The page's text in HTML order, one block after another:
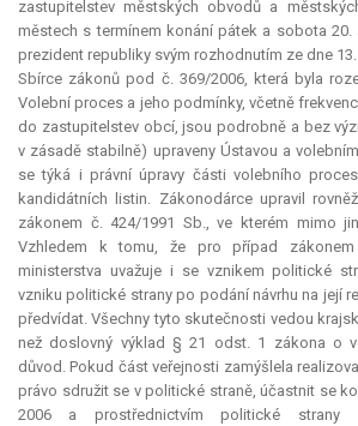
zastupitelstev městských obvodů a
městech s termínem konání pátek a sobota 20.
prezident republiky svým rozhodnutím ze dne 13.
Sbírce zákonů pod č. 369/2006, která byla
Volební proces a jeho podmínky, včetně
do zastupitelstev obcí, jsou podrobně a bez
v zásadě stabilně) upraveny Ústavou a
se týká i právní úpravy části volebního
kandidátních listin. Zákonodárce upravil
zákonem č. 424/1991 Sb., ve kterém mimo
Vzhledem k tomu, že pro případ zákonem
ministerstva uvažuje i se vznikem politické
vzniku politické strany po podání návrhu na její
předvídat. Všechny tyto skutečnosti vedou
než doslovný výklad § 21 odst. 1 zákona o
důvod. Pokud část veřejnosti zamýšlela
právo sdružit se v politické straně, účastnit se
2006 a prostřednictvím politické strany